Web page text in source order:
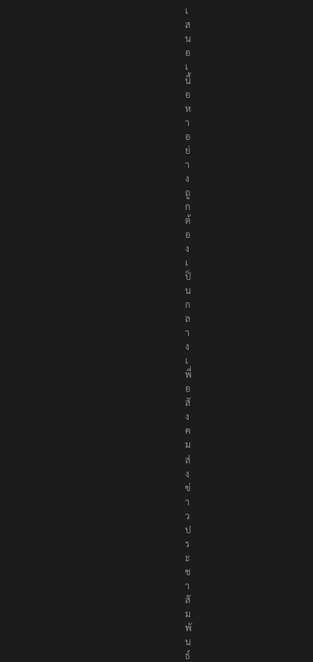
เ
ส
น
อ
เ
นื้
อ
ห
า
อ
ย่
า
ง
ถู
ก
ต้
อ
ง
เ
ป็
น
ก
ล
า
ง
เ
พื่
อ
สั
ง
ค
ม
ส่
ง
ข่
า
ว
ป
ร
ะ
ช
า
สั
ม
พั
น
ธ์